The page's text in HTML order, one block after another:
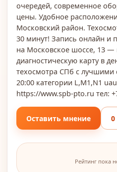
очередей, современное
цены. Удобное
Московский район.
30 минут! Запись онлайн и
на Московское шоссе, 13
диагностическую карту в
техосмотра СПб с
20:00 категории L,M1,N1
https://www.spb-pto.ru тел:
Оставить мнение 0
Рейтинг пока